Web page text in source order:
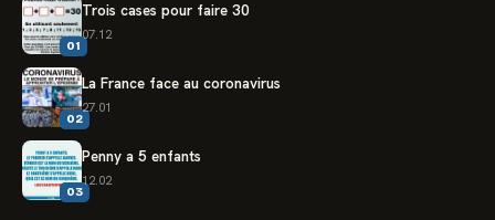
01
Trois cases pour faire 30
07.12
02
La France face au coronavirus
27.01
03
Penny a 5 enfants
12.02